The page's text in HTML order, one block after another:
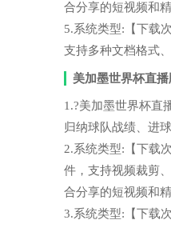
合分享的短视频和精
5.系统类型:【下载
支持多种文档格式
美加墨世界杯直
1.?美加墨世界杯直
归纳球队战绩、进
2.系统类型:【下载
件，支持视频裁剪
合分享的短视频和精
3.系统类型:【下载